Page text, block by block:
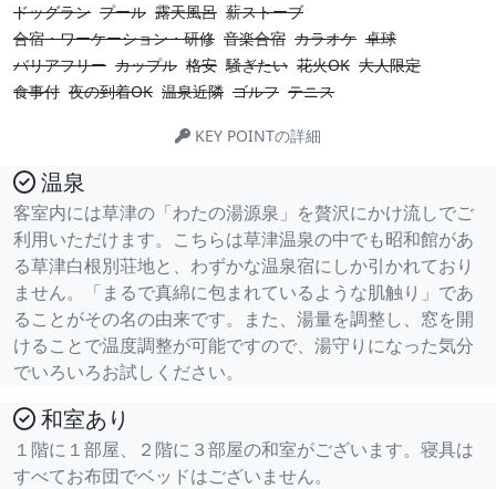
ドッグラン プール 露天風呂 薪ストーブ
合宿・ワーケーション・研修 音楽合宿 カラオケ 卓球
バリアフリー カップル 格安 騒ぎたい 花火OK 大人限定
食事付 夜の到着OK 温泉近隣 ゴルフ テニス
KEY POINTの詳細
温泉
客室内には草津の「わたの湯源泉」を贅沢にかけ流しでご
利用いただけます。こちらは草津温泉の中でも昭和館があ
る草津白根別荘地と、わずかな温泉宿にしか引かれており
ません。「まるで真綿に包まれているような肌触り」であ
ることがその名の由来です。また、湯量を調整し、窓を開
けることで温度調整が可能ですので、湯守りになった気分
でいろいろお試しください。
和室あり
１階に１部屋、２階に３部屋の和室がございます。寝具は
すべてお布団でベッドはございません。